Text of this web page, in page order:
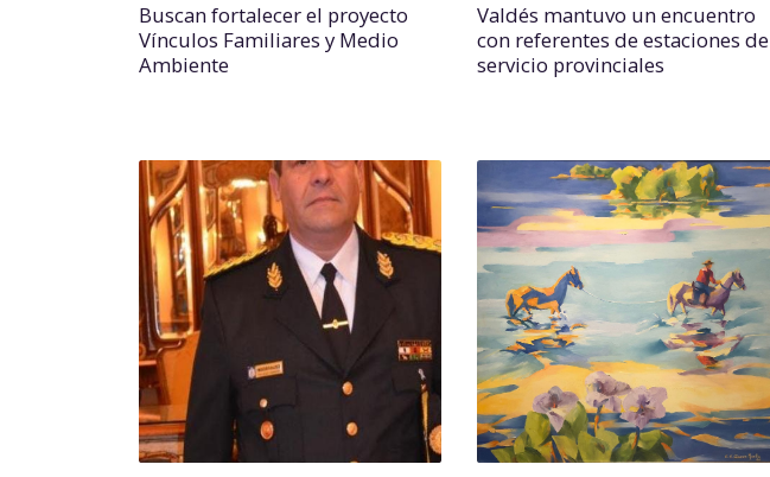
Buscan fortalecer el proyecto
Vínculos Familiares y Medio
Ambiente
Valdés mantuvo un encuentro
con referentes de estaciones de
servicio provinciales